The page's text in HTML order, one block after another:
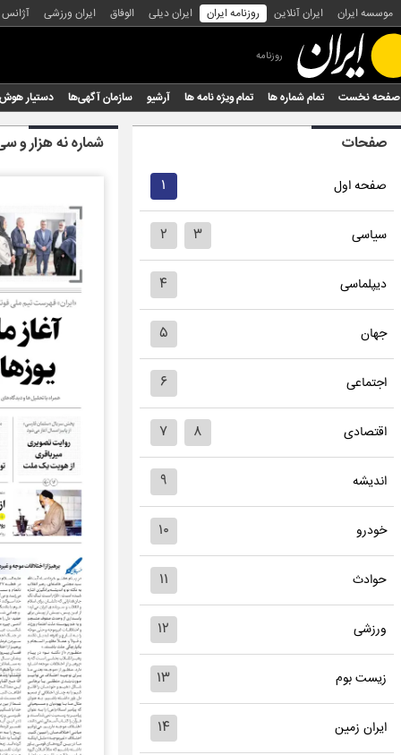
موسسه ایران ایران آنلاین روزنامه ایران ایران دیلی الوفاق ایران ورزشی
روزنامه
صفحه نخست تمام شماره ها تمام ویژه نامه ها آرشیو سازمان آگهی‌ها دستیار
صفحات
صفحه اول ۱
سیاسی ۲ ۳
دیپلماسی ۴
جهان ۵
اجتماعی ۶
اقتصادی ۷ ۸
اندیشه ۹
خودرو ۱۰
حوادث ۱۱
ورزشی ۱۲
زیست بوم ۱۳
ایران زمین ۱۴
شماره نه هزار و